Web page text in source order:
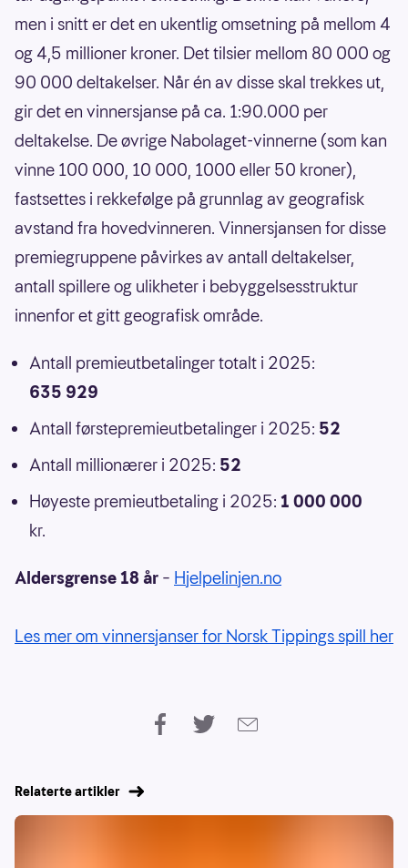
men i snitt er det en ukentlig omsetning på mellom 4
og 4,5 millioner kroner. Det tilsier mellom 80 000 og
90 000 deltakelser. Når én av disse skal trekkes ut,
gir det en vinnersjanse på ca. 1:90.000 per
deltakelse. De øvrige Nabolaget-vinnerne (som kan
vinne 100 000, 10 000, 1000 eller 50 kroner),
fastsettes i rekkefølge på grunnlag av geografisk
avstand fra hovedvinneren. Vinnersjansen for disse
premiegruppene påvirkes av antall deltakelser,
antall spillere og ulikheter i bebyggelsesstruktur
innenfor et gitt geografisk område.
Antall premieutbetalinger totalt i 2025:
635 929
Antall førstepremieutbetalinger i 2025: 52
Antall millionærer i 2025: 52
Høyeste premieutbetaling i 2025: 1 000 000
kr.
Aldersgrense 18 år – Hjelpelinjen.no
Les mer om vinnersjanser for Norsk Tippings spill her
Relaterte artikler